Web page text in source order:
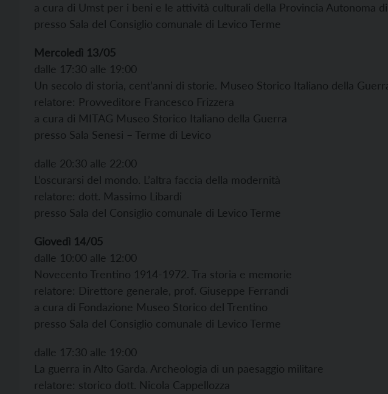
a cura di Umst per i beni e le attività culturali della Provincia Autonoma
presso Sala del Consiglio comunale di Levico Terme
Mercoledì 13/05
dalle 17:30 alle 19:00
Un secolo di storia, cent’anni di storie. Museo Storico Italiano della
relatore: Provveditore Francesco Frizzera
a cura di MITAG Museo Storico Italiano della Guerra
presso Sala Senesi – Terme di Levico
dalle 20:30 alle 22:00
L’oscurarsi del mondo. L’altra faccia della modernità
relatore: dott. Massimo Libardi
presso Sala del Consiglio comunale di Levico Terme
Giovedì 14/05
dalle 10:00 alle 12:00
Novecento Trentino 1914-1972. Tra storia e memorie
relatore: Direttore generale, prof. Giuseppe Ferrandi
a cura di Fondazione Museo Storico del Trentino
presso Sala del Consiglio comunale di Levico Terme
dalle 17:30 alle 19:00
La guerra in Alto Garda. Archeologia di un paesaggio militare
relatore: storico dott. Nicola Cappellozza